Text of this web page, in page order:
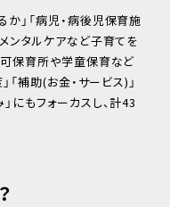
」「病児・病後児保育施
ンタルケアなど子育てを
可保育所や学童保育など
補助(お金・サービス)」
にもフォーカスし、計43